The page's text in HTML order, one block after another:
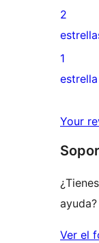
4
estrellas
de
3
estrellas
0
de
2
0
de
estrellas
1
estrella
Your
ayuda?
Ver el